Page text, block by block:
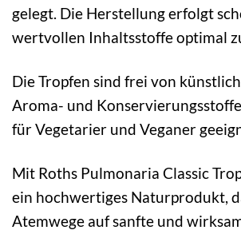
gelegt. Die Herstellung erfolgt
wertvollen Inhaltsstoffe optimal
Die Tropfen sind frei von
Aroma- und
für Vegetarier und Veganer
Mit Roths Pulmonaria Classic
ein hochwertiges Naturprodukt,
Atemwege auf sanfte und